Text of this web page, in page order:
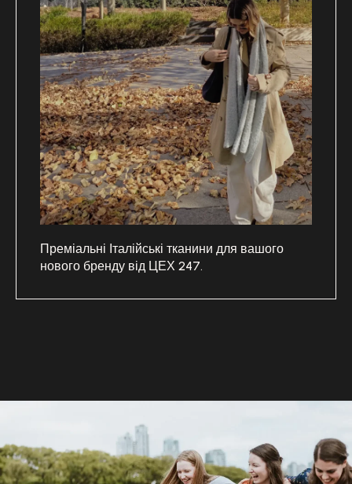
Преміальні Італійські тканини для вашого
нового бренду від ЦЕХ 247.